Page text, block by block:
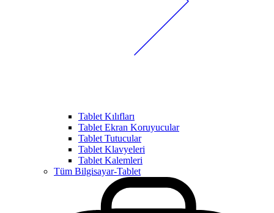
Tablet Kılıfları
Tablet Ekran Koruyucular
Tablet Tutucular
Tablet Klavyeleri
Tablet Kalemleri
Tüm Bilgisayar-Tablet